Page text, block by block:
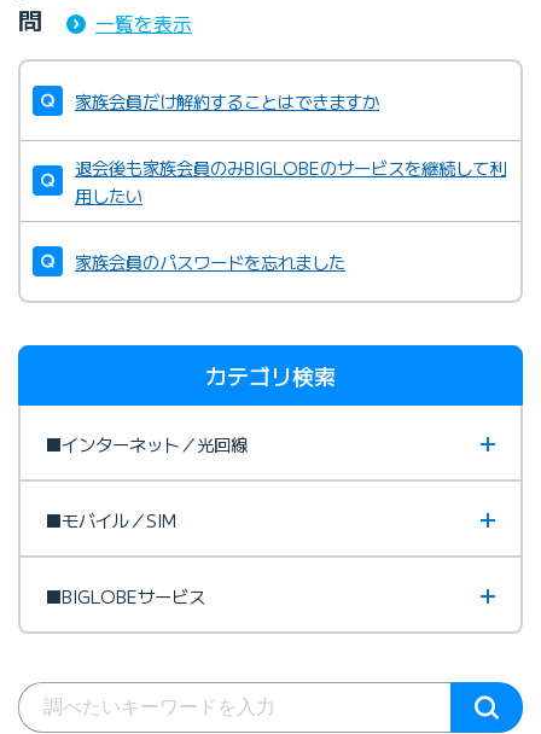
問
一覧を表示
家族会員だけ解約することはできますか
退会後も家族会員のみBIGLOBEのサービスを継続して利
用したい
家族会員のパスワードを忘れました
カテゴリ検索
■インターネット／光回線
■モバイル／SIM
■BIGLOBEサービス